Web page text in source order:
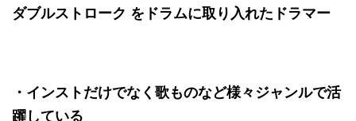
ダブルストローク をドラムに取り入れたドラマー
・インストだけでなく歌ものなど様々ジャンルで活
躍している